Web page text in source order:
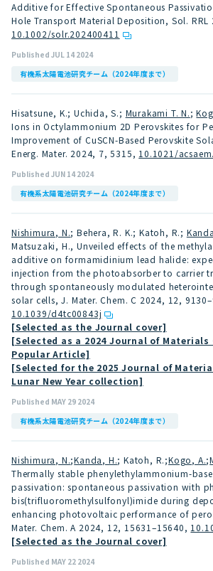
Additive for Effective Spontaneous
Hole Transport Material Deposition, Sol. RRL
10.1002/solr.202400411
Published JUL 14 2024
有機系太陽電池研究チーム（2024年度まで）
Hisatsune, K.; Uchida, S.; Murakami T. N.;
Ions in Octylammonium 2D Perovskites for
Improvement of CuSCN-Based Perovskite
Energ. Mater. 2024, 7, 5315, 10.1021/
Published JUN 14 2024
有機系太陽電池研究チーム（2024年度まで）
Nishimura, N.; Behera, R. K.; Katoh, R.;
Matsuzaki, H., Unveiled effects of the
additive on formamidinium lead halide:
injection from the photoabsorber to carrier
through spontaneously modulated
solar cells, J. Mater. Chem. C 2024, 12,
10.1039/d4tc00843j
[Selected as the Journal cover]
[Selected as a 2024 Journal of Materials
Popular Article]
[Selected for the 2025 Journal of
Lunar New Year collection]
Published MAY 29 2024
有機系太陽電池研究チーム（2024年度まで）
Nishimura, N.;Kanda, H.; Katoh, R.;Kogo, A.;
Thermally stable phenylethylammonium-
passivation: spontaneous passivation with
bis(trifluoromethylsulfonyl)imide during
enhancing photovoltaic performance of
Mater. Chem. A 2024, 12, 15631–15640,
[Selected as the Journal cover]
Published MAY 22 2024